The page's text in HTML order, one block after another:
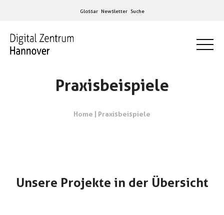
Glossar Newsletter Suche
Praxisbeispiele
Home | Praxisbeispiele
Unsere Projekte in der Übersicht